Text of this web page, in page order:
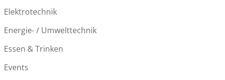
Elektrotechnik
Energie- / Umwelttechnik
Essen & Trinken
Events